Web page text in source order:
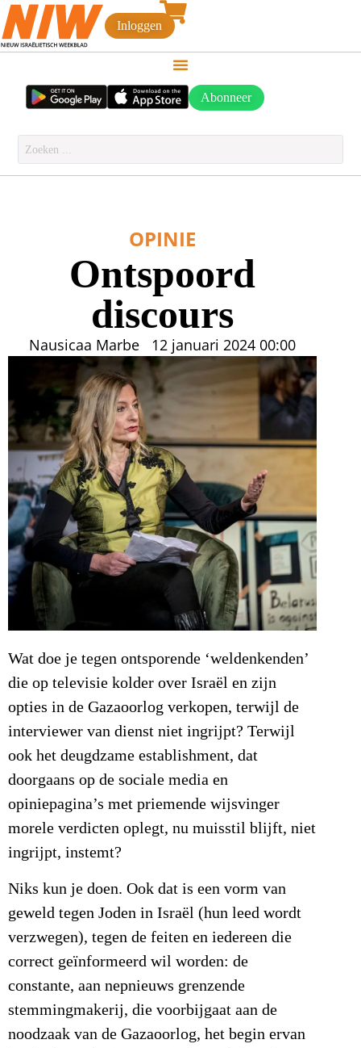
Inloggen
Abonneer
OPINIE
Ontspoord
discours
Nausicaa Marbe 12 januari 2024 00:00
Wat doe je tegen ontsporende ‘weldenkenden’
die op televisie kolder over Israël en zijn
opties in de Gazaoorlog verkopen, terwijl de
interviewer van dienst niet ingrijpt? Terwijl
ook het deugdzame establishment, dat
doorgaans op de sociale media en
opiniepagina’s met priemende wijsvinger
morele verdicten oplegt, nu muisstil blijft, niet
ingrijpt, instemt?
Niks kun je doen. Ook dat is een vorm van
geweld tegen Joden in Israël (hun leed wordt
verzwegen), tegen de feiten en iedereen die
correct geïnformeerd wil worden: de
constante, aan nepnieuws grenzende
stemmingmakerij, die voorbijgaat aan de
noodzaak van de Gazaoorlog, het begin ervan